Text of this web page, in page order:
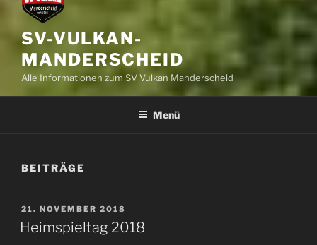
SV-VULKAN-
MANDERSCHEID
Alle Informationen zum SV Vulkan Manderscheid
Menü
BEITRÄGE
VERÖFFENTLICHT
AM
21. NOVEMBER 2018
Heimspieltag 2018